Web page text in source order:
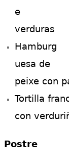
e
verduras
Hamburg
uesa de
peixe con
Tortilla
con
Postre